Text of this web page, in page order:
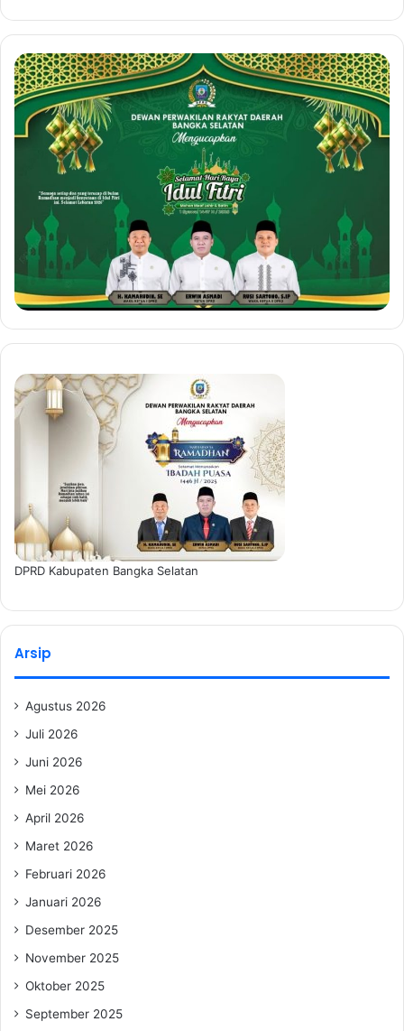
DPRD Kabupaten Bangka Selatan
Arsip
Agustus 2026
Juli 2026
Juni 2026
Mei 2026
April 2026
Maret 2026
Februari 2026
Januari 2026
Desember 2025
November 2025
Oktober 2025
September 2025